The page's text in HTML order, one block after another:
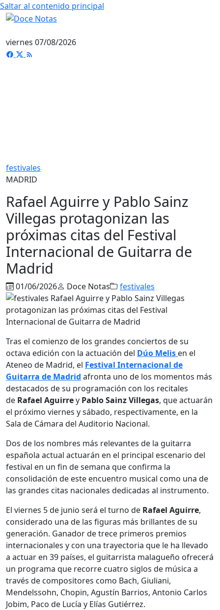
Saltar al contenido principal
viernes 07/08/2026
festivales
MADRID
Rafael Aguirre y Pablo Sainz
Villegas protagonizan las
próximas citas del Festival
Internacional de Guitarra de
Madrid
01/06/2026 Doce Notas festivales
Tras el comienzo de los grandes conciertos de su
octava edición con la actuación del Dúo Melis en el
Ateneo de Madrid, el Festival Internacional de
Guitarra de Madrid afronta uno de los momentos más
destacados de su programación con los recitales
de Rafael Aguirrey Pablo Sainz Villegas, que actuarán
el próximo viernes y sábado, respectivamente, en la
Sala de Cámara del Auditorio Nacional.
Dos de los nombres más relevantes de la guitarra
española actual actuarán en el principal escenario del
festival en un fin de semana que confirma la
consolidación de este encuentro musical como una de
las grandes citas nacionales dedicadas al instrumento.
El viernes 5 de junio será el turno de Rafael Aguirre,
considerado una de las figuras más brillantes de su
generación. Ganador de trece primeros premios
internacionales y con una trayectoria que le ha llevado
a actuar en 39 países, el guitarrista malagueño ofrecerá
un programa que recorre cuatro siglos de música a
través de compositores como Bach, Giuliani,
Mendelssohn, Chopin, Agustín Barrios, Antonio Carlos
Jobim, Paco de Lucía y Elías Gutiérrez.